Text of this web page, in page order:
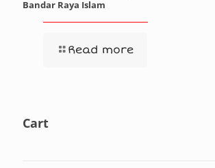
Bandar Raya Islam
Read more
Cart